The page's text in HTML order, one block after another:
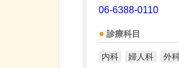
06-6388-0110
診療科目
内科 婦人科 外